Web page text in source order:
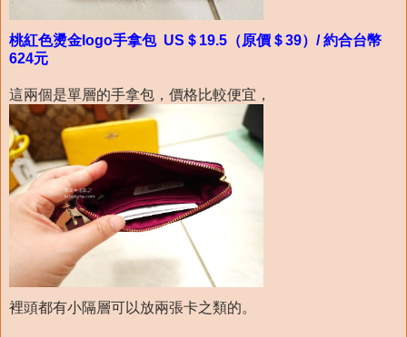
桃紅色燙金logo手拿包 US＄19.5（原價＄39）/ 約合台幣
624元
這兩個是單層的手拿包，價格比較便宜，
裡頭都有小隔層可以放兩張卡之類的。